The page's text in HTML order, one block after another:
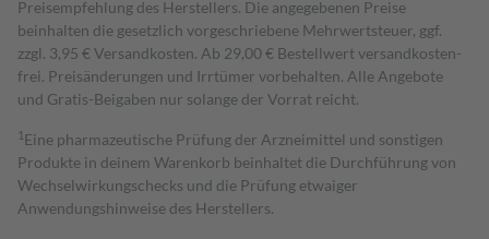
Preisempfehlung des Herstellers. Die angegebenen Preise
beinhalten die gesetzlich vorgeschriebene Mehrwertsteuer, ggf.
zzgl. 3,95 € Versandkosten. Ab 29,00 € Bestell­wert versand­kosten­
frei. Preisänderungen und Irrtümer vorbehalten. Alle Angebote
und Gratis-Beigaben nur solange der Vorrat reicht.
1 Eine pharmazeutische Prüfung der Arzneimittel und sonstigen
Produkte in deinem Warenkorb beinhaltet die Durchführung von
Wechselwirkungschecks und die Prüfung etwaiger
Anwendungshinweise des Herstellers.